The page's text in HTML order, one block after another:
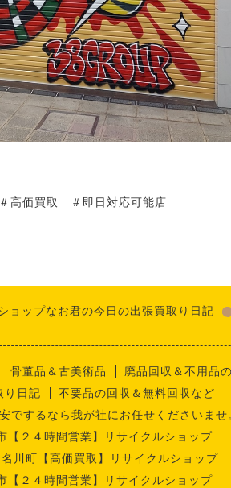
高価買取 ＃即日対応可能店
ョップなお君の今日の出張買取り日記
骨董品＆古美術品
廃品回収＆不用品
り日記
不要品の回収＆無料回収など
でするなら我が社にお任せくださいませ
【２４時間営業】リサイクルショップ
川町【高価買取】リサイクルショップ
【２４時間営業】リサイクルショップ